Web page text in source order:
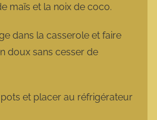
maïs et la noix de coco.
dans la casserole et faire
doux sans cesser de
et placer au réfrigérateur